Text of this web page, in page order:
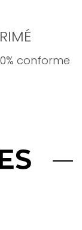
conforme